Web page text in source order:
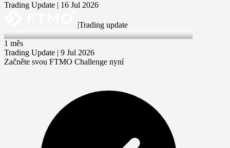
Trading Update | 16 Jul 2026
Trading update
9 Jul 2026
1 měs
Trading Update | 9 Jul 2026
Začněte svou FTMO Challenge nyní